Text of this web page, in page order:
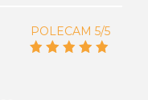
POLECAM 5/5